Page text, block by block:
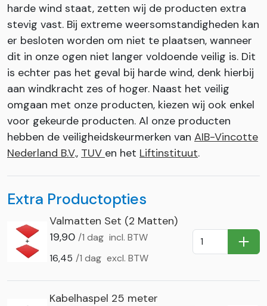
harde wind staat, zetten wij de producten extra
stevig vast. Bij extreme weersomstandigheden kan
er besloten worden om niet te plaatsen, wanneer
dit in onze ogen niet langer voldoende veilig is. Dit
is echter pas het geval bij harde wind, denk hierbij
aan windkracht zes of hoger. Naast het veilig
omgaan met onze producten, kiezen wij ook enkel
voor gekeurde producten. Al onze producten
hebben de veiligheidskeurmerken van AIB-Vincotte
Nederland B.V., TUV en het Liftinstituut.
Extra Productopties
Valmatten Set (2 Matten)
19,90 /1 dag incl. BTW
16,45 /1 dag excl. BTW
In
Kabelhaspel 25 meter